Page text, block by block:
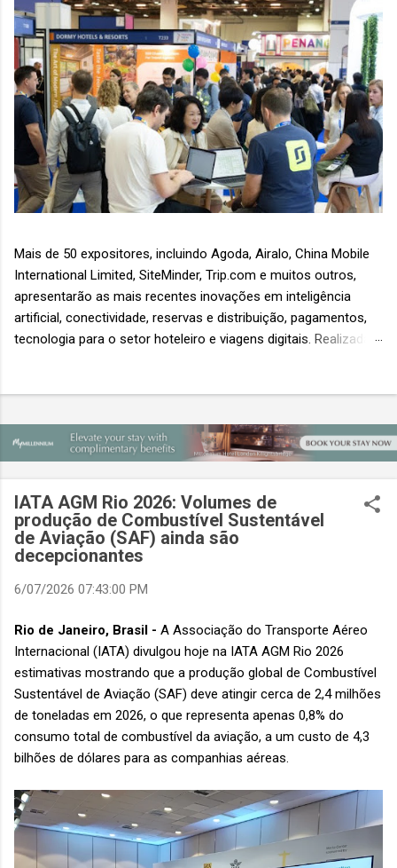
Mais de 50 expositores, incluindo Agoda, Airalo, China Mobile
International Limited, SiteMinder, Trip.com e muitos outros,
apresentarão as mais recentes inovações em inteligência
artificial, conectividade, reservas e distribuição, pagamentos,
tecnologia para o setor hoteleiro e viagens digitais. Realizada
podem acessar os três eventos simultâneos A Travel Tech
Asia 2026 retorna de 21 a 23 de outubro de 2026 no Sands
compradores para explorar as inovações que moldam o futuro
das viagens. O evento também contará com a presença de
importantes nomes do setor e debates sobre as principais
de viagens, desde inteligência artificial e transformação...
IATA AGM Rio 2026: Volumes de
produção de Combustível Sustentável
de Aviação (SAF) ainda são
decepcionantes
6/07/2026 07:43:00 PM
Rio de Janeiro, Brasil - A Associação do Transporte Aéreo
Internacional (IATA) divulgou hoje na IATA AGM Rio 2026
estimativas mostrando que a produção global de Combustível
Sustentável de Aviação (SAF) deve atingir cerca de 2,4 milhões
de toneladas em 2026, o que representa apenas 0,8% do
consumo total de combustível da aviação, a um custo de 4,3
bilhões de dólares para as companhias aéreas.